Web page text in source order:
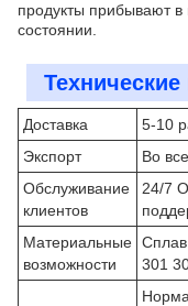
продукты прибывают в
состоянии.
Доставка
5-10
Экспорт
Во
Обслуживание
клиентов
24/7
Материальные
возможности
301